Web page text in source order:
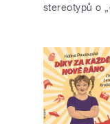
stereotypů o